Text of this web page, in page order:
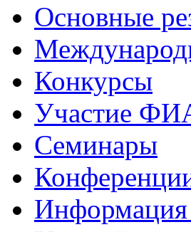
Основные
Конкурсы
Участие
Семинары